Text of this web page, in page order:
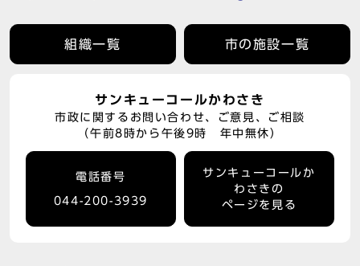
組織一覧 市の施設一覧
サンキューコールかわさき
市政に関するお問い合わせ、ご意見、ご相談
（午前8時から午後9時 年中無休）
電話番号
044-200-3939
サンキューコールか
わさきの
ページを見る